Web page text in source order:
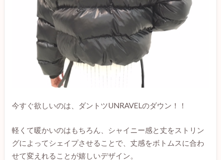
今すぐ欲しいのは、ダントツUNRAVELのダウン！！
軽くて暖かいのはもちろん、シャイニー感と丈をストリン
グによってシェイプさせることで、丈感をボトムスに合わ
せて変えれることが嬉しいデザイン。